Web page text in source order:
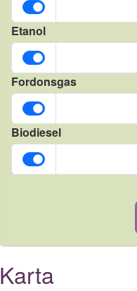
Etanol
Fordonsgas
Biodiesel
Karta